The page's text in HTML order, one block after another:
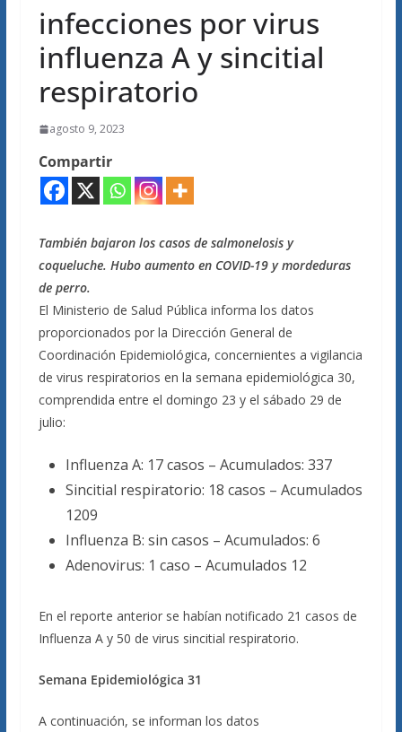
infecciones por virus
influenza A y sincitial
respiratorio
agosto 9, 2023
Compartir
También bajaron los casos de salmonelosis y
coqueluche. Hubo aumento en COVID-19 y mordeduras
de perro.
El Ministerio de Salud Pública informa los datos
proporcionados por la Dirección General de
Coordinación Epidemiológica, concernientes a vigilancia
de virus respiratorios en la semana epidemiológica 30,
comprendida entre el domingo 23 y el sábado 29 de
julio:
Influenza A: 17 casos – Acumulados: 337
Sincitial respiratorio: 18 casos – Acumulados
1209
Influenza B: sin casos – Acumulados: 6
Adenovirus: 1 caso – Acumulados 12
En el reporte anterior se habían notificado 21 casos de
Influenza A y 50 de virus sincitial respiratorio.
Semana Epidemiológica 31
A continuación, se informan los datos